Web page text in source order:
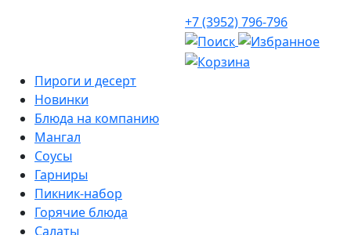
+7 (3952) 796-796
Пироги и десерт
Новинки
Блюда на компанию
Мангал
Соусы
Гарниры
Пикник-набор
Горячие блюда
Салаты